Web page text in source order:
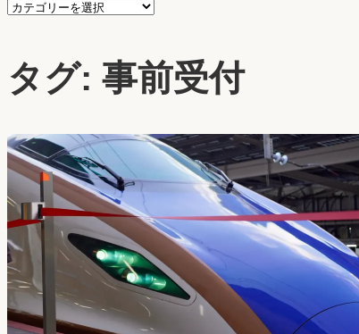
索:
カ
ゴ
リ
ー
を
選
択
タグ: 事前受付